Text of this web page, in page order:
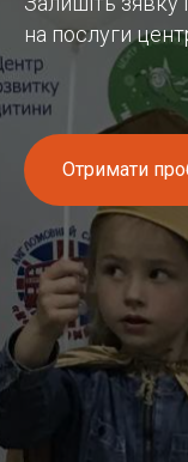
на послуги
Отримати